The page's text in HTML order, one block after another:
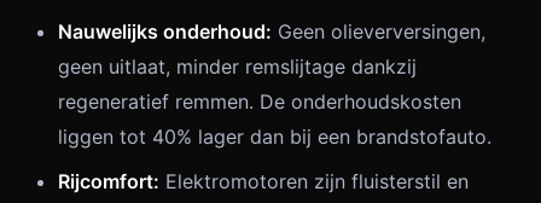
Nauwelijks onderhoud: Geen olieverversingen,
geen uitlaat, minder remslijtage dankzij
regeneratief remmen. De onderhoudskosten
liggen tot 40% lager dan bij een brandstofauto.
Rijcomfort: Elektromotoren zijn fluisterstil en